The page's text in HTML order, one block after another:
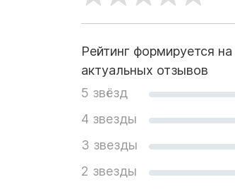
Рейтинг формируется
актуальных отзывов
5 звёзд
4 звезды
3 звезды
2 звезды